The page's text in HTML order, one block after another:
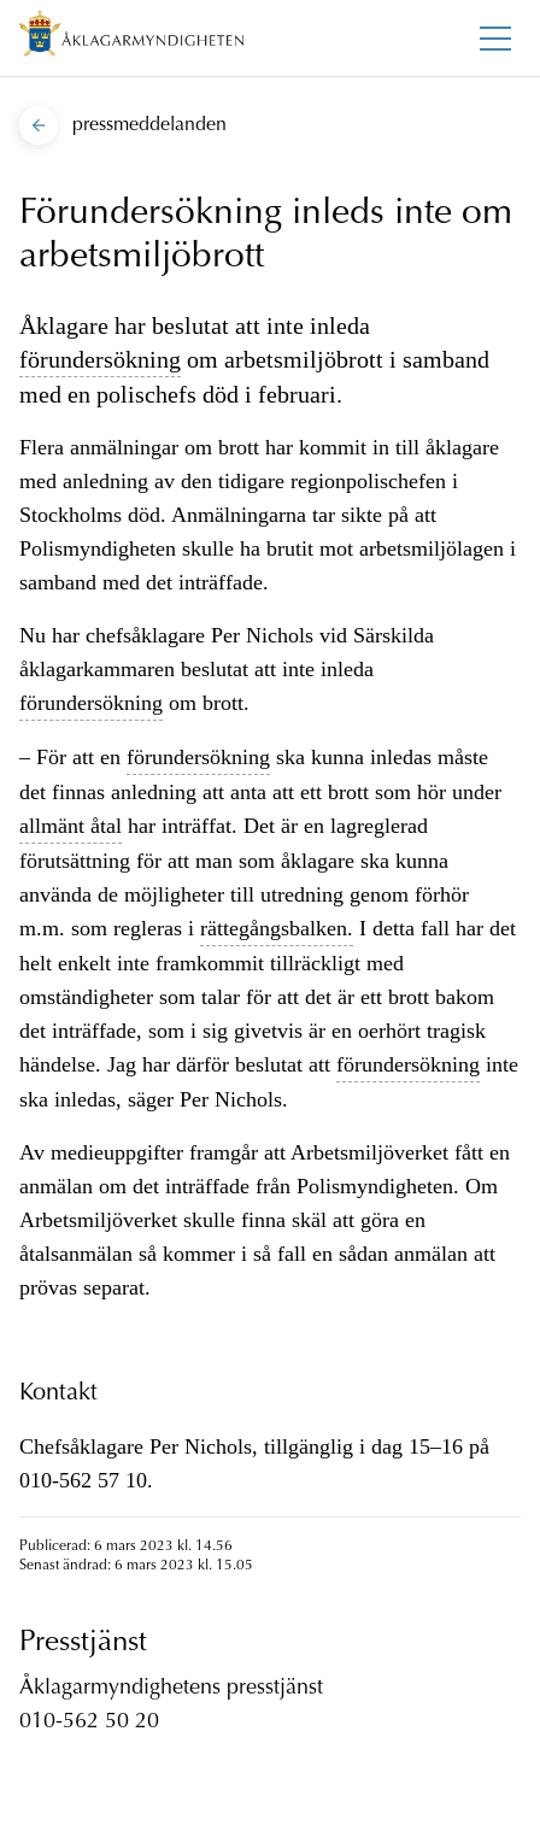
pressmeddelanden
Förundersökning inleds inte om
arbetsmiljöbrott
Åklagare har beslutat att inte inleda
förundersökning om arbetsmiljöbrott i samband
med en polischefs död i februari.
Flera anmälningar om brott har kommit in till åklagare
med anledning av den tidigare regionpolischefen i
Stockholms död. Anmälningarna tar sikte på att
Polismyndigheten skulle ha brutit mot arbetsmiljölagen i
samband med det inträffade.
Nu har chefsåklagare Per Nichols vid Särskilda
åklagarkammaren beslutat att inte inleda
förundersökning om brott.
– För att en förundersökning ska kunna inledas måste
det finnas anledning att anta att ett brott som hör under
allmänt åtal har inträffat. Det är en lagreglerad
förutsättning för att man som åklagare ska kunna
använda de möjligheter till utredning genom förhör
m.m. som regleras i rättegångsbalken. I detta fall har det
helt enkelt inte framkommit tillräckligt med
omständigheter som talar för att det är ett brott bakom
det inträffade, som i sig givetvis är en oerhört tragisk
händelse. Jag har därför beslutat att förundersökning inte
ska inledas, säger Per Nichols.
Av medieuppgifter framgår att Arbetsmiljöverket fått en
anmälan om det inträffade från Polismyndigheten. Om
Arbetsmiljöverket skulle finna skäl att göra en
åtalsanmälan så kommer i så fall en sådan anmälan att
prövas separat.
Kontakt
Chefsåklagare Per Nichols, tillgänglig i dag 15–16 på
010-562 57 10.
Publicerad: 6 mars 2023 kl. 14.56
Senast ändrad: 6 mars 2023 kl. 15.05
Presstjänst
Åklagarmyndighetens presstjänst
010-562 50 20